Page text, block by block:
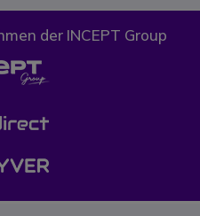
der INCEPT Group